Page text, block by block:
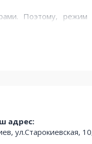
Поэтому, режим
камер возникает
для съемок: в
системы в divia.com.ua.
адрес:
ул.Старокиевская,